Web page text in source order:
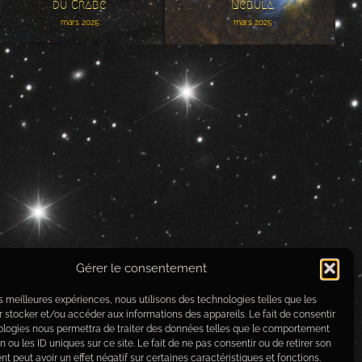
Gérer le consentement
meilleures expériences, nous utilisons des technologies telles que les
stocker et/ou accéder aux informations des appareils. Le fait de consentir
nous permettra de traiter des données telles que le comportement
ou les ID uniques sur ce site. Le fait de ne pas consentir ou de retirer son
peut avoir un effet négatif sur certaines caractéristiques et fonctions.
du Crabe
mars 2025
Nebula
mars 2025